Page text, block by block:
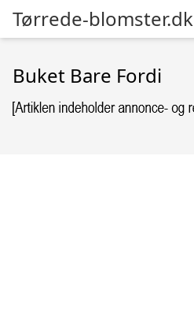
Tørrede-blomster.dk
Buket Bare Fordi